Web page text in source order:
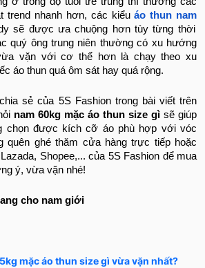
trend nhanh hơn, các kiểuáo thun nam
sẽ được ưa chuộng hơn tùy từng thời
quý ông trung niên thường có xu hướng
vặn với cơ thể hơn là chạy theo xu
áo thun quá ôm sát hay quá rộng.
sẻ của 5S Fashion trong bài viết trên
nam 60kg mặc áo thun size gì sẽ giúp
chọn được kích cỡ áo phù hợp với vóc
quên ghé thăm cửa hàng trực tiếp hoặc
Shopee,... của 5S Fashion để mua
ý, vừa vặn nhé!
cho nam giới
mặc áo thun size gì vừa vặn nhất?